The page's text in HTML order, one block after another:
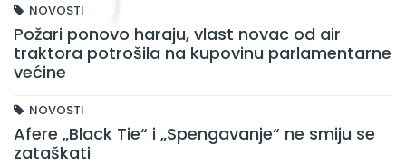
NOVOSTI
Požari ponovo haraju, vlast novac od air
traktora potrošila na kupovinu parlamentarne
većine
NOVOSTI
Afere „Black Tie“ i „Spengavanje“ ne smiju se
zataškati